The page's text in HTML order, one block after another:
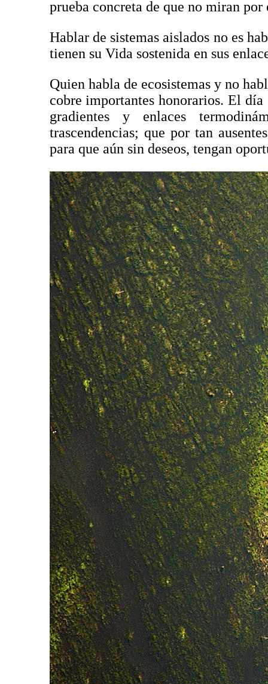
prueba concreta de que no miran por
Hablar de sistemas aislados no es
tienen su Vida sostenida en sus
Quien habla de ecosistemas y no
cobre importantes honorarios. El día
gradientes y enlaces
trascendencias; que por tan
para que aún sin deseos, tengan